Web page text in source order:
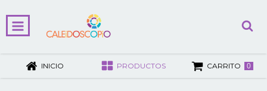
INICIO PRODUCTOS CARRITO 0